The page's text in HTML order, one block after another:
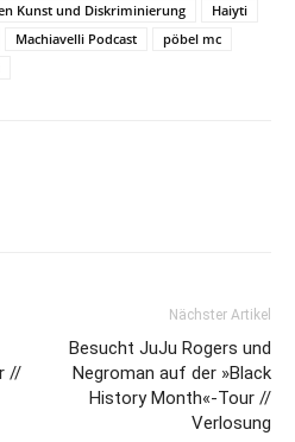
Kunst und Diskriminierung
Haiyti
Machiavelli Podcast
pöbel mc
//
Nächster Artikel
Besucht JuJu Rogers und
Negroman auf der »Black
History Month«-Tour //
Verlosung